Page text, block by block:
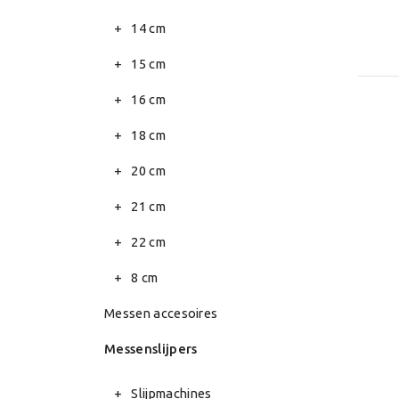
14 cm
15 cm
16 cm
18 cm
20 cm
21 cm
22 cm
8 cm
Messen accesoires
Messenslijpers
Slijpmachines